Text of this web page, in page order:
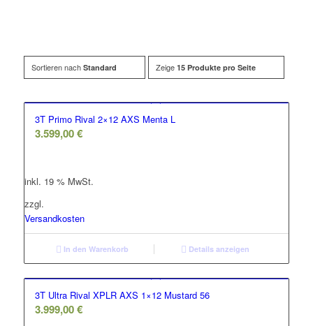
Sortieren nach Standard Zeige 15 Produkte pro Seite
3T Primo Rival 2×12 AXS Menta L
3.599,00€
inkl. 19 % MwSt.
zzgl.
Versandkosten
In den Warenkorb Details anzeigen
3T Ultra Rival XPLR AXS 1×12 Mustard 56
3.999,00€